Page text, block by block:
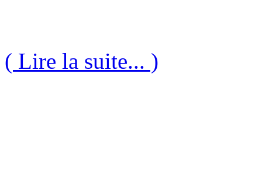
( Lire la suite... )